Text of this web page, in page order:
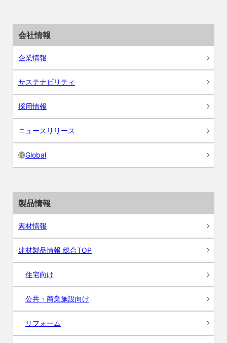
会社情報
企業情報
サステナビリティ
採用情報
ニュースリリース
Global
製品情報
素材情報
建材製品情報 総合TOP
住宅向け
公共・商業施設向け
リフォーム